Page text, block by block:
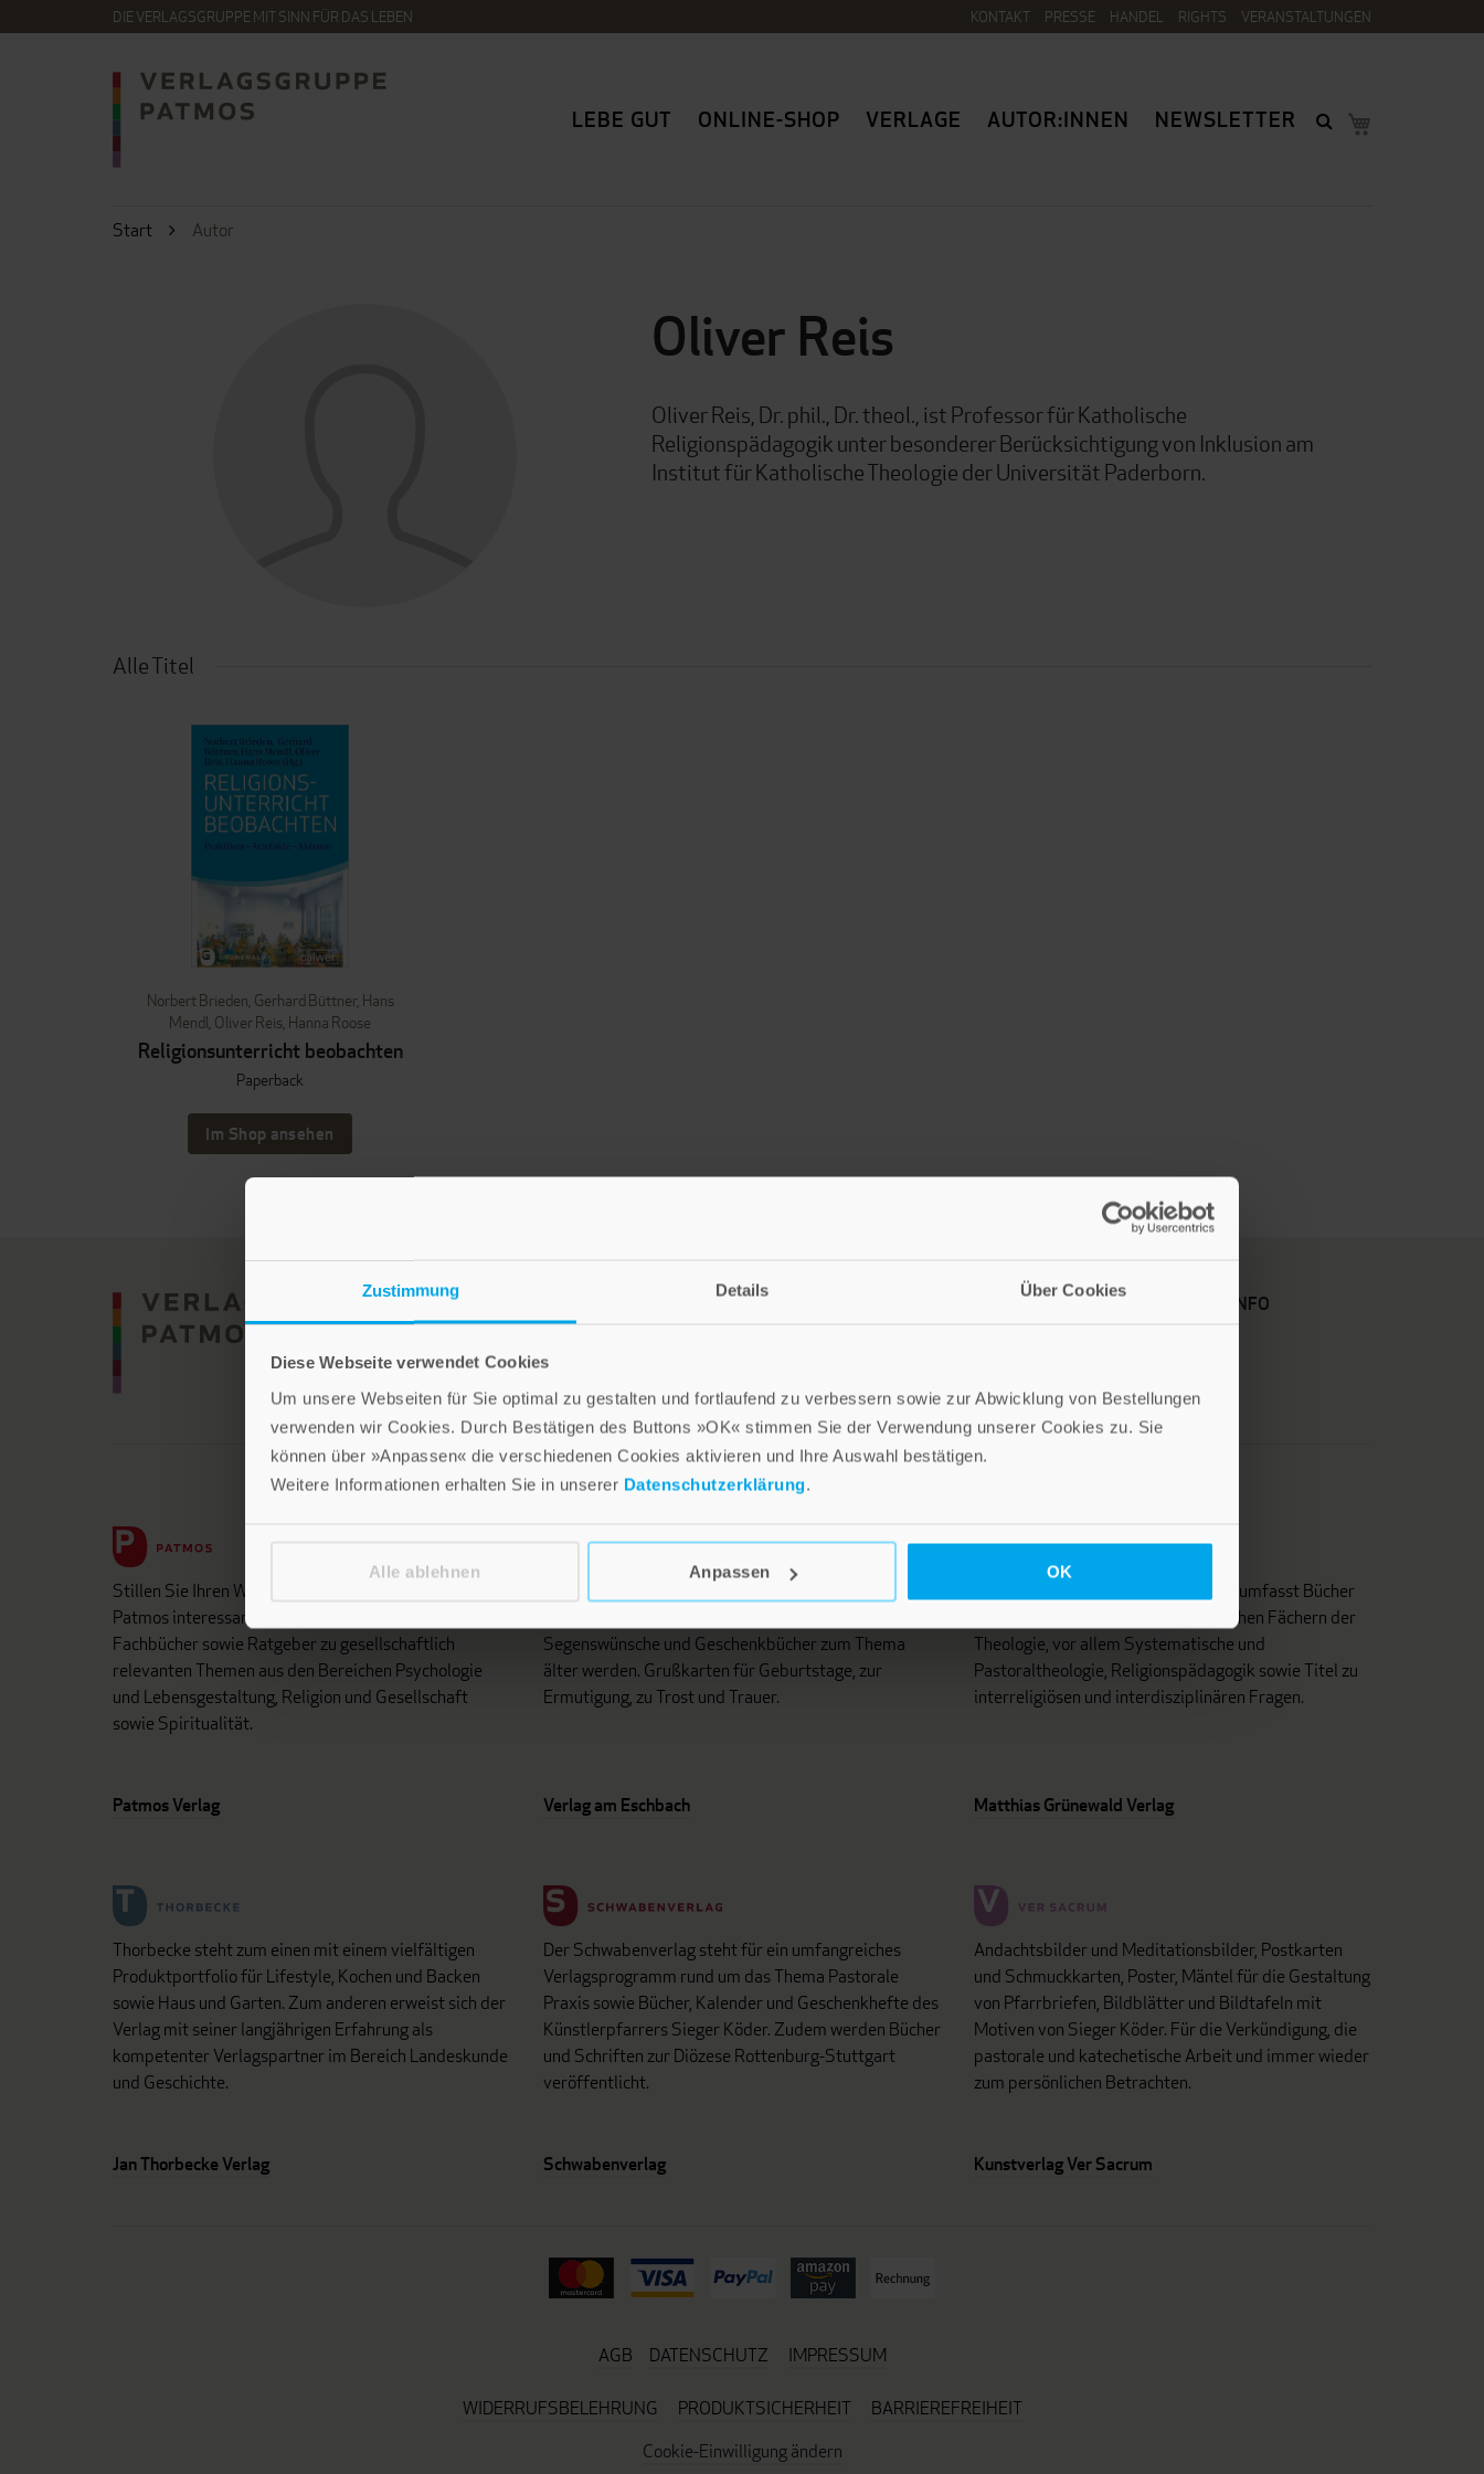
Zustimmung Details Über Cookies
Diese Webseite verwendet Cookies
Um unsere Webseiten für Sie optimal zu gestalten und fortlaufend zu verbessern sowie zur Abwicklung von Bestellungen
verwenden wir Cookies. Durch Bestätigen des Buttons »OK« stimmen Sie der Verwendung unserer Cookies zu. Sie
können über »Anpassen« die verschiedenen Cookies aktivieren und Ihre Auswahl bestätigen.
Weitere Informationen erhalten Sie in unserer Datenschutzerklärung.
Alle ablehnen Anpassen OK
DIE VERLAGSGRUPPE MIT SINN FÜR DAS LEBEN KONTAKT PRESSE HANDEL RIGHTS VERANSTALTUNGEN
LEBE GUT ONLINE-SHOP VERLAGE AUTOR:INNEN NEWSLETTER
Start Autor
Oliver Reis
Oliver Reis, Dr. phil., Dr. theol., ist Professor für Katholische
Religionspädagogik unter besonderer Berücksichtigung von Inklusion am
Institut für Katholische Theologie der Universität Paderborn.
Alle Titel
Norbert Brieden, Gerhard Büttner, Hans
Mendl, Oliver Reis, Hanna Roose
Religionsunterricht beobachten
Paperback
Im Shop ansehen
KARRIERE KUNDENINFO
Die Verlage der Verlagsgruppe Patmos
Stillen Sie Ihren Wissensdurst und entdecken Sie bei
Patmos interessante und aufschlussreiche Sach- und
Fachbücher sowie Ratgeber zu gesellschaftlich
relevanten Themen aus den Bereichen Psychologie
und Lebensgestaltung, Religion und Gesellschaft
sowie Spiritualität.
Patmos Verlag
Segenswünsche und Geschenkbücher zum Thema
älter werden. Grußkarten für Geburtstage, zur
Ermutigung, zu Trost und Trauer.
Verlag am Eschbach
Das Programm dieses Fachverlages umfasst Bücher
und Zeitschriften aus unterschiedlichen Fächern der
Theologie, vor allem Systematische und
Pastoraltheologie, Religionspädagogik sowie Titel zu
interreligiösen und interdisziplinären Fragen.
Matthias Grünewald Verlag
Thorbecke steht zum einen mit einem vielfältigen
Produktportfolio für Lifestyle, Kochen und Backen
sowie Haus und Garten. Zum anderen erweist sich der
Verlag mit seiner langjährigen Erfahrung als
kompetenter Verlagspartner im Bereich Landeskunde
und Geschichte.
Jan Thorbecke Verlag
Der Schwabenverlag steht für ein umfangreiches
Verlagsprogramm rund um das Thema Pastorale
Praxis sowie Bücher, Kalender und Geschenkhefte des
Künstlerpfarrers Sieger Köder. Zudem werden Bücher
und Schriften zur Diözese Rottenburg-Stuttgart
veröffentlicht.
Schwabenverlag
Andachtsbilder und Meditationsbilder, Postkarten
und Schmuckkarten, Poster, Mäntel für die Gestaltung
von Pfarrbriefen, Bildblätter und Bildtafeln mit
Motiven von Sieger Köder. Für die Verkündigung, die
pastorale und katechetische Arbeit und immer wieder
zum persönlichen Betrachten.
Kunstverlag Ver Sacrum
AGB DATENSCHUTZ IMPRESSUM
WIDERRUFSBELEHRUNG PRODUKTSICHERHEIT
BARRIEREFREIHEIT
Cookie-Einwilligung ändern